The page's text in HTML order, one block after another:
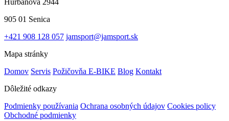
905 01 Senica
+421 908 128 057 jamsport@jamsport.sk
Mapa stránky
Domov Servis Požičovňa E-BIKE Blog Kontakt
Dôležité odkazy
Podmienky používania Ochrana osobných údajov Cookies policy
Obchodné podmienky